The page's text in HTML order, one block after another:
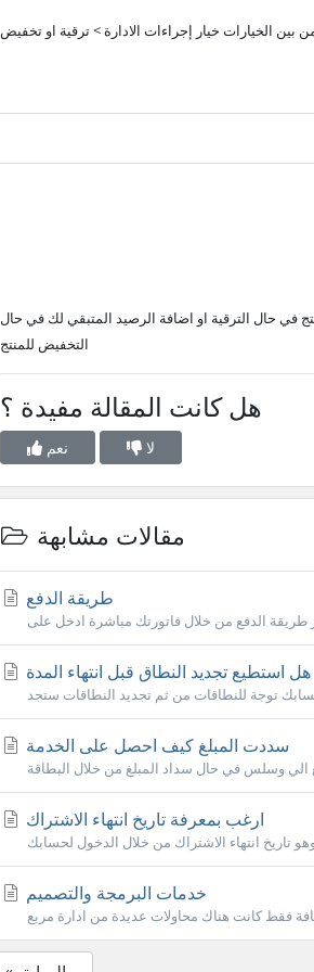
بين الخيارات خيار إجراءات الادارة > ترقية او تخفيض
في حال الترقية او اضافة الرصيد المتبقي لك في حال
التخفيض للمنتج
هل كانت المقالة مفيدة ؟
نعم لا
مقالات مشابهة
طريقة الدفع
هل استطيع تجديد النطاق قبل انتهاء المدة
سددت المبلغ كيف احصل على الخدمة
ارغب بمعرفة تاريخ انتهاء الاشتراك
خدمات البرمجة والتصميم